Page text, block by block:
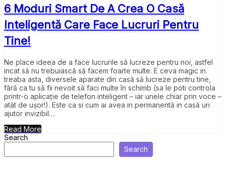
6 Moduri Smart De A Crea O Casă
Inteligentă Care Face Lucruri Pentru
Tine!
Ne place ideea de a face lucrurile să lucreze pentru noi, astfel
incat să nu trebuiască să facem foarte multe. E ceva magic in
treaba asta, diversele aparate din casă să lucreze pentru tine,
fără ca tu să fii nevoit să faci multe în schimb (sa le poti controla
printr-o aplicație de telefon inteligent – iar unele chiar prin voce –
atât de ușor!). Este ca si cum ai avea in permanentă in casă un
ajutor invizibil…
Read More
Search
Search